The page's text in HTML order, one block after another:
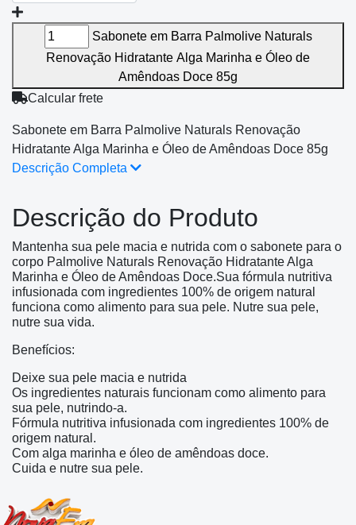
Sabonete em Barra Palmolive Naturals
Renovação Hidratante Alga Marinha e Óleo de
Amêndoas Doce 85g
Calcular frete
Sabonete em Barra Palmolive Naturals Renovação
Hidratante Alga Marinha e Óleo de Amêndoas Doce 85g
Descrição Completa
Descrição do Produto
Mantenha sua pele macia e nutrida com o sabonete para o
corpo Palmolive Naturals Renovação Hidratante Alga
Marinha e Óleo de Amêndoas Doce.Sua fórmula nutritiva
infusionada com ingredientes 100% de origem natural
funciona como alimento para sua pele. Nutre sua pele,
nutre sua vida.
Benefícios:
Deixe sua pele macia e nutrida
Os ingredientes naturais funcionam como alimento para
sua pele, nutrindo-a.
Fórmula nutritiva infusionada com ingredientes 100% de
origem natural.
Com alga marinha e óleo de amêndoas doce.
Cuida e nutre sua pele.